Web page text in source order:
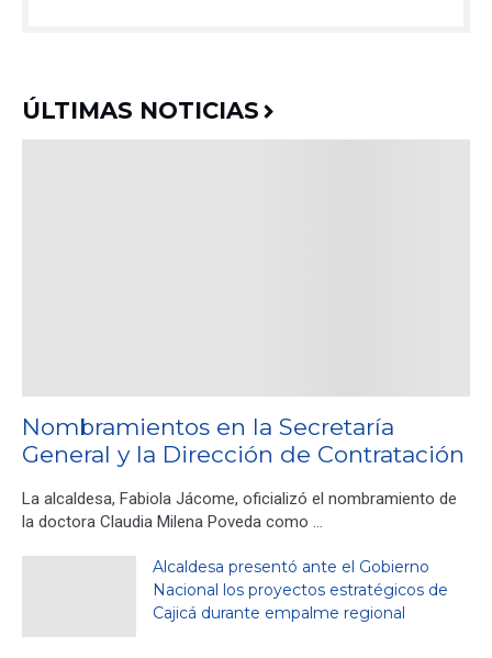
ÚLTIMAS NOTICIAS
Nombramientos en la Secretaría
General y la Dirección de Contratación
La alcaldesa, Fabiola Jácome, oficializó el nombramiento de
la doctora Claudia Milena Poveda como …
Alcaldesa presentó ante el Gobierno
Nacional los proyectos estratégicos de
Cajicá durante empalme regional